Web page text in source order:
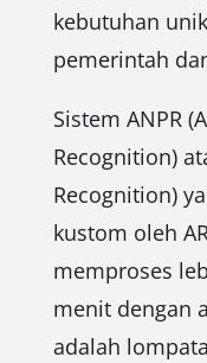
kebutuhan
pemerintah
Sistem ANPR
Recognition)
Recognition)
kustom oleh
memproses
menit dengan
adalah